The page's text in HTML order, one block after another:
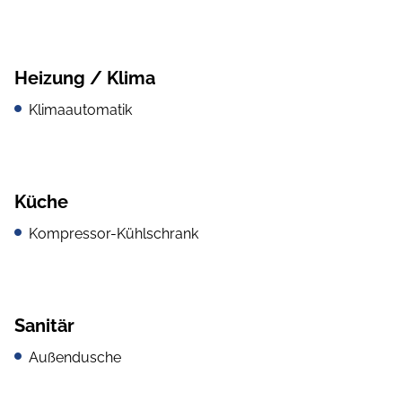
Heizung / Klima
Klimaautomatik
Küche
Kompressor-Kühlschrank
Sanitär
Außendusche